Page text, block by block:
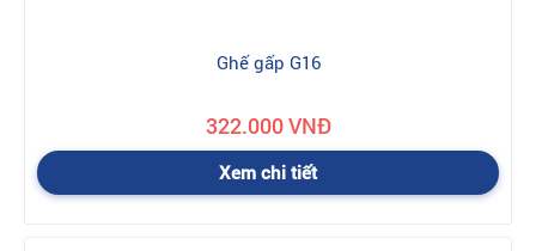
Ghế gấp G16
322.000 VNĐ
Xem chi tiết